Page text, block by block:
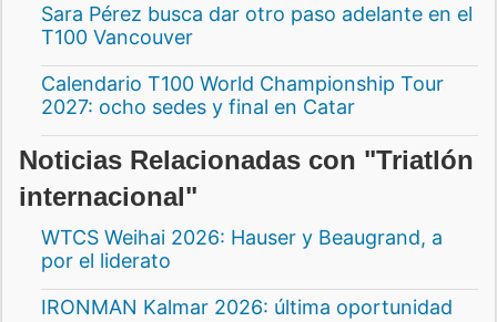
Sara Pérez busca dar otro paso adelante en el
T100 Vancouver
Calendario T100 World Championship Tour
2027: ocho sedes y final en Catar
Noticias Relacionadas con "Triatlón
internacional"
WTCS Weihai 2026: Hauser y Beaugrand, a
por el liderato
IRONMAN Kalmar 2026: última oportunidad